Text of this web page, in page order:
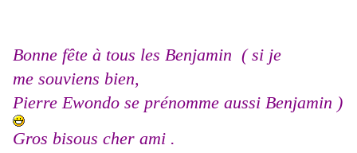
Bonne fête à tous les Benjamin ( si je
me souviens bien,
Pierre Ewondo se prénomme aussi Benjamin )
Gros bisous cher ami .